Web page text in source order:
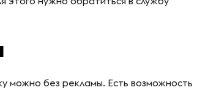
можно без рекламы. Есть возможность